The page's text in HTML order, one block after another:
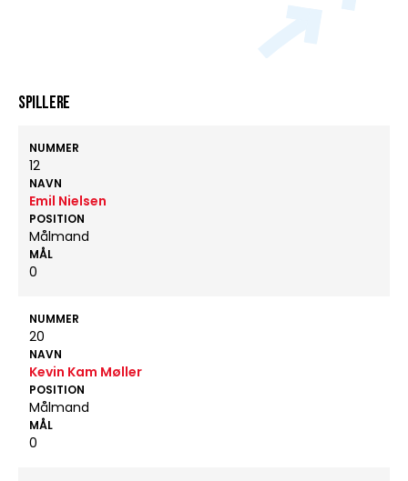
Spillere
NUMMER
12
NAVN
Emil Nielsen
POSITION
Målmand
MÅL
0
NUMMER
20
NAVN
Kevin Kam Møller
POSITION
Målmand
MÅL
0